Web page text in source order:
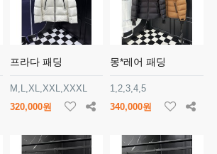
프라다 패딩
M,L,XL,XXL,XXXL
320,000원
몽*레어 패딩
1,2,3,4,5
340,000원